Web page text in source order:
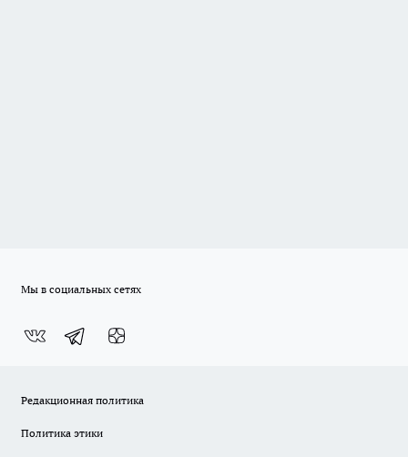
Мы в социальных сетях
Редакционная политика
Политика этики